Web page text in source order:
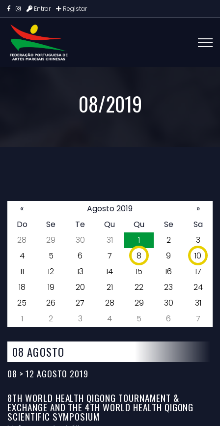
Entrar Registar
08/2019
08 AGOSTO
08 > 12 AGOSTO 2019
8TH WORLD HEALTH QIGONG TOURNAMENT &
EXCHANGE AND THE 4TH WORLD HEALTH QIGONG
SCIENTIFIC SYMPOSIUM
« Agosto 2019
»
Do
Se Te Qu Qu Se
Sa
28
29 30 31 1 2
3
4
5 6 7 8 9
10
11
12 13 14 15 16
17
18
19 20 21 22 23
24
25
26 27 28 29 30
31
1
2 3 4 5 6 7